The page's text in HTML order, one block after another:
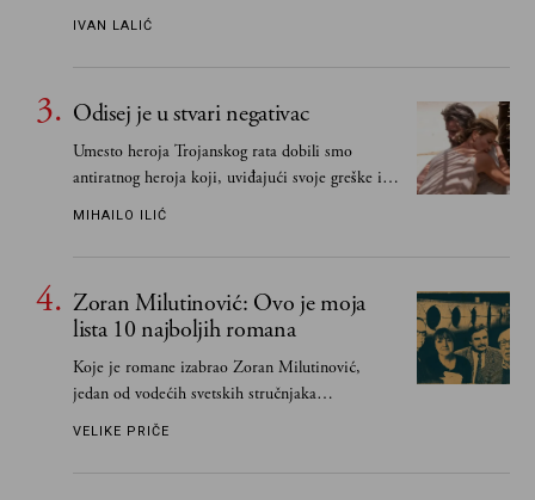
IVAN LALIĆ
Odisej je u stvari negativac
Umesto heroja Trojanskog rata dobili smo
antiratnog heroja koji, uviđajući svoje greške i
učeći na njima, shvata da postoje stvari koje su
MIHAILO ILIĆ
Zoran Milutinović: Ovo je moja
lista 10 najboljih romana
Koje je romane izabrao Zoran Milutinović,
jedan od vodećih svetskih stručnjaka
južnoslovenske književnosti
VELIKE PRIČE